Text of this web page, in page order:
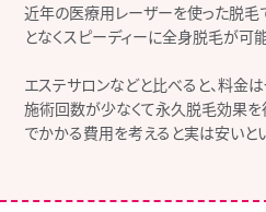
近年の医療用レーザーを使った脱毛
となくスピーディーに全身脱毛が可能
エステサロンなどと比べると、料金
施術回数が少なくて永久脱毛効果を
でかかる費用を考えると実は安いと